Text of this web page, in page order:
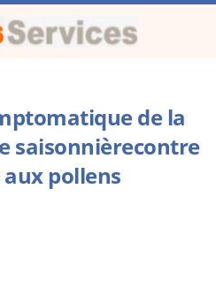
de la
saisonnièrecontre
pollens